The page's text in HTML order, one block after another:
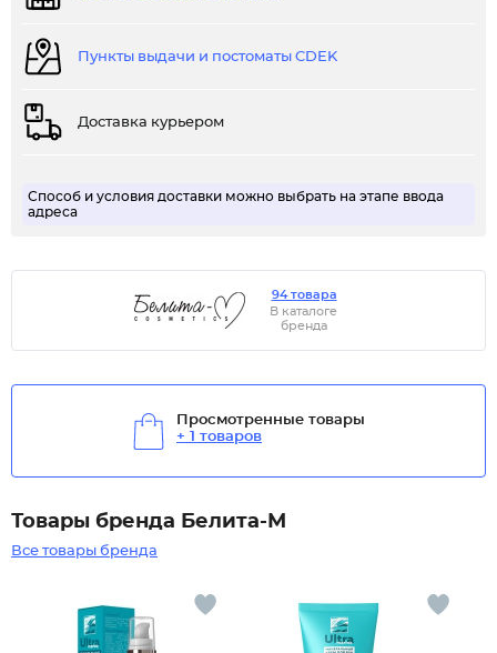
Пункты выдачи и постоматы CDEK
Доставка курьером
Способ и условия доставки можно выбрать на этапе ввода
адреса
94 товара
В каталоге
бренда
Просмотренные товары
+ 1 товаров
Товары бренда Белита-М
Все товары бренда